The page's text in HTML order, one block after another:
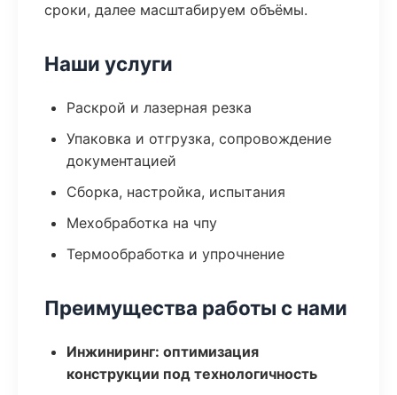
сроки, далее масштабируем объёмы.
Наши услуги
Раскрой и лазерная резка
Упаковка и отгрузка, сопровождение
документацией
Сборка, настройка, испытания
Мехобработка на чпу
Термообработка и упрочнение
Преимущества работы с нами
Инжиниринг: оптимизация
конструкции под технологичность